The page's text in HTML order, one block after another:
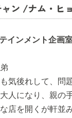
ン /ナム・ヒ
インメント企画
気後れして、問
人になり、親の
店を開くが軒並